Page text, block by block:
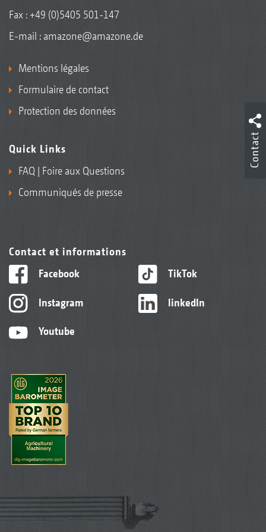
Fax : +49 (0)5405 501-147
E-mail : amazone@amazone.de
Mentions légales
Formulaire de contact
Protection des données
Quick Links
FAQ | Foire aux Questions
Communiqués de presse
Contact et informations
Facebook
Instagram
Youtube
TikTok
linkedIn
Contact